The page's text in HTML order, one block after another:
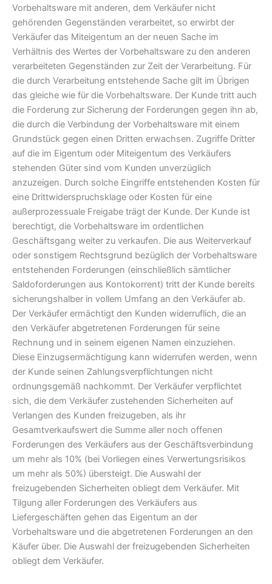
Vorbehaltsware mit anderen, dem Verkäufer nicht
gehörenden Gegenständen verarbeitet, so erwirbt der
Verkäufer das Miteigentum an der neuen Sache im
Verhältnis des Wertes der Vorbehaltsware zu den anderen
verarbeiteten Gegenständen zur Zeit der Verarbeitung. Für
die durch Verarbeitung entstehende Sache gilt im Übrigen
das gleiche wie für die Vorbehaltsware. Der Kunde tritt auch
die Forderung zur Sicherung der Forderungen gegen ihn ab,
die durch die Verbindung der Vorbehaltsware mit einem
Grundstück gegen einen Dritten erwachsen. Zugriffe Dritter
auf die im Eigentum oder Miteigentum des Verkäufers
stehenden Güter sind vom Kunden unverzüglich
anzuzeigen. Durch solche Eingriffe entstehenden Kosten für
eine Drittwiderspruchsklage oder Kosten für eine
außerprozessuale Freigabe trägt der Kunde. Der Kunde ist
berechtigt, die Vorbehaltsware im ordentlichen
Geschäftsgang weiter zu verkaufen. Die aus Weiterverkauf
oder sonstigem Rechtsgrund bezüglich der Vorbehaltsware
entstehenden Forderungen (einschließlich sämtlicher
Saldoforderungen aus Kontokorrent) tritt der Kunde bereits
sicherungshalber in vollem Umfang an den Verkäufer ab.
Der Verkäufer ermächtigt den Kunden widerruflich, die an
den Verkäufer abgetretenen Forderungen für seine
Rechnung und in seinem eigenen Namen einzuziehen.
Diese Einzugsermächtigung kann widerrufen werden, wenn
der Kunde seinen Zahlungsverpflichtungen nicht
ordnungsgemäß nachkommt. Der Verkäufer verpflichtet
sich, die dem Verkäufer zustehenden Sicherheiten auf
Verlangen des Kunden freizugeben, als ihr
Gesamtverkaufswert die Summe aller noch offenen
Forderungen des Verkäufers aus der Geschäftsverbindung
um mehr als 10% (bei Vorliegen eines Verwertungsrisikos
um mehr als 50%) übersteigt. Die Auswahl der
freizugebenden Sicherheiten obliegt dem Verkäufer. Mit
Tilgung aller Forderungen des Verkäufers aus
Liefergeschäften gehen das Eigentum an der
Vorbehaltsware und die abgetretenen Forderungen an den
Käufer über. Die Auswahl der freizugebenden Sicherheiten
obliegt dem Verkäufer.